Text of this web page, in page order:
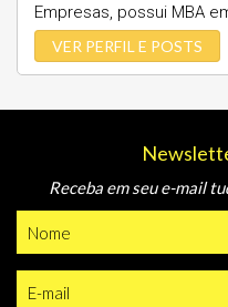
Empresas, possui MBA
VER PERFIL E POSTS
Receba em seu e-mail